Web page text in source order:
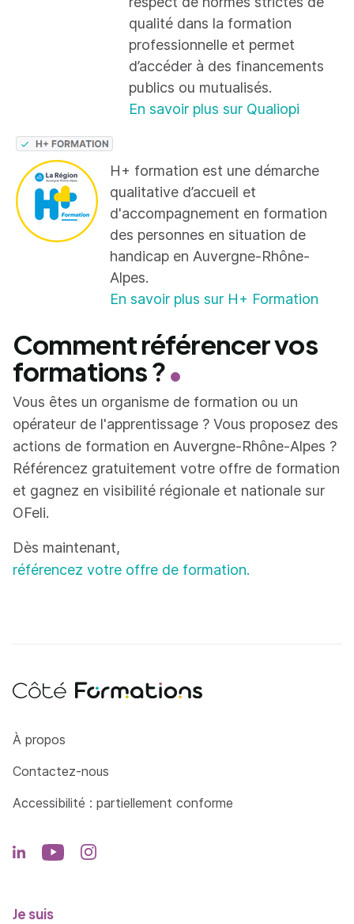
qualité dans la formation
professionnelle et permet
d’accéder à des financements
publics ou mutualisés.
En savoir plus sur Qualiopi
H+ formation est une démarche
qualitative d’accueil et
d'accompagnement en formation
des personnes en situation de
handicap en Auvergne-Rhône-
Alpes.
En savoir plus sur H+ Formation
Comment référencer vos
formations ?
Vous êtes un organisme de formation ou un
opérateur de l'apprentissage ? Vous proposez des
actions de formation en Auvergne-Rhône-Alpes ?
Référencez gratuitement votre offre de formation
et gagnez en visibilité régionale et nationale sur
OFeli.
Dès maintenant,
référencez votre offre de formation.
Côté Formations
À propos
Contactez-nous
Accessibilité : partiellement conforme
Je suis